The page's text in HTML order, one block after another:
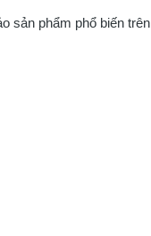
sản phẩm phổ biến trên